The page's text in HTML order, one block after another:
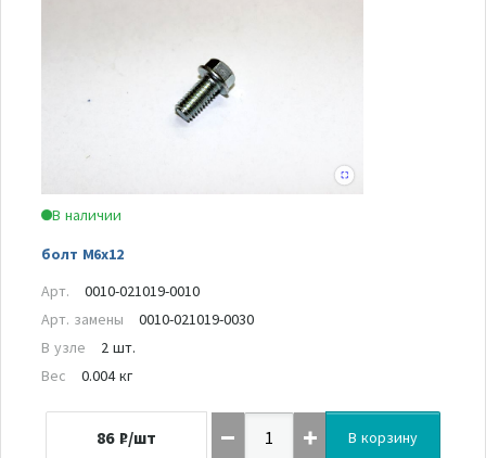
В наличии
болт M6х12
Арт.
0010-021019-0010
Арт. замены
0010-021019-0030
В узле
2 шт.
Вес
0.004 кг
86 ₽/шт В корзину